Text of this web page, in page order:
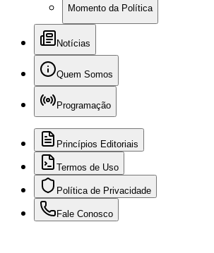
Momento da Política
Notícias
Quem Somos
Programação
Princípios Editoriais
Termos de Uso
Política de Privacidade
Fale Conosco